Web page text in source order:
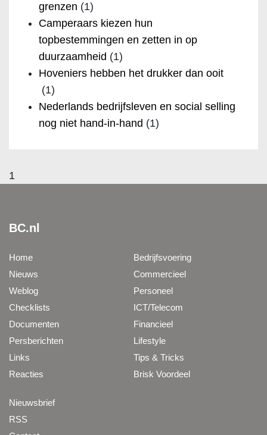
grenzen (1)
Camperaars kiezen hun
topbestemmingen en zetten in op
duurzaamheid (1)
Hoveniers hebben het drukker dan ooit
(1)
Nederlands bedrijfsleven en social selling
nog niet hand-in-hand (1)
1
BC.nl
Home
Nieuws
Weblog
Checklists
Documenten
Persberichten
Links
Reacties
Bedrijfsvoering
Commercieel
Personeel
ICT/Telecom
Financieel
Lifestyle
Tips & Tricks
Brisk Voordeel
Nieuwsbrief
RSS